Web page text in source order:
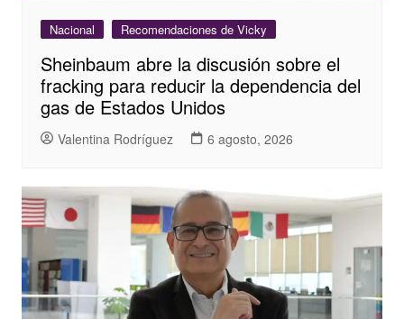
Nacional Recomendaciones de Vicky
Sheinbaum abre la discusión sobre el
fracking para reducir la dependencia del
gas de Estados Unidos
Valentina Rodríguez 6 agosto, 2026